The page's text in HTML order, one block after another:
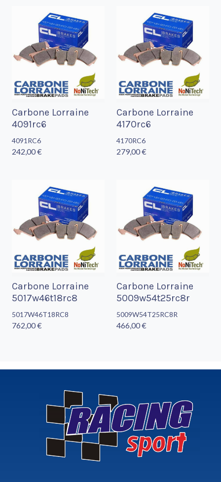
Carbone Lorraine
4091rc6
4091RC6
242,00 €
Carbone Lorraine
4170rc6
4170RC6
279,00 €
Carbone Lorraine
5017w46t18rc8
5017W46T18RC8
762,00 €
Carbone Lorraine
5009w54t25rc8r
5009W54T25RC8R
466,00 €